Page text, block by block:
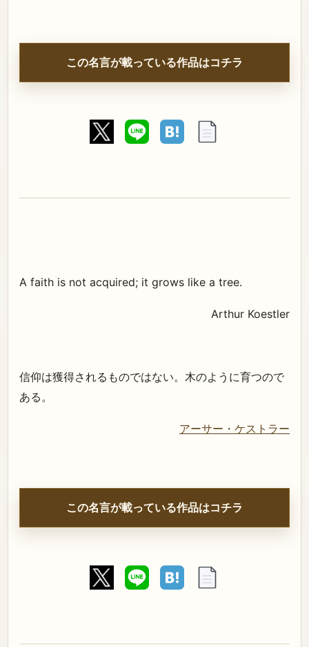
この名言が載っている作品はコチラ
A faith is not acquired; it grows like a tree.
Arthur Koestler
信仰は獲得されるものではない。木のように育つので
ある。
アーサー・ケストラー
この名言が載っている作品はコチラ